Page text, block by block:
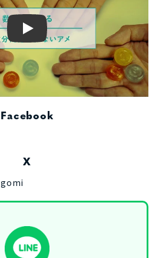
Play
Facebook
X